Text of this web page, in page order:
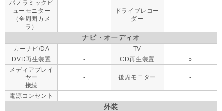
パノラミックビ
ューモニター
（全周囲カメ
ラ）
-
ドライブレコー
ダー
-
ナビ・オーディオ
カーナビ/DA - TV
-
DVD再生装置
- CD再生装置
○
メディアプレイ
ヤー
接続
- 後席モニター -
電源コンセント -
外装